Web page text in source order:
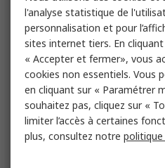
Mesures RF
Papiers et consommables
l'analyse statistique de
personnalisation et pour
sites internet tiers. En
« Accepter et fermer», vous
cookies non essentiels. Vous
en cliquant sur « Paramétrer
souhaitez pas, cliquez sur «
limiter l’accès à certaines
plus, consultez notre politique